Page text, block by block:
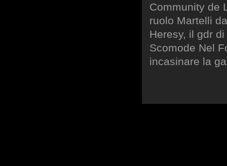
Community de
ruolo Martelli
Heresy, il gdr
Scomode Nel
incasinare la